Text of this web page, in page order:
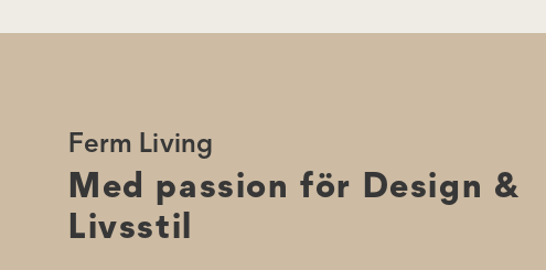
tryck från insidan.
Ferm Living
Med passion för Design &
Livsstil